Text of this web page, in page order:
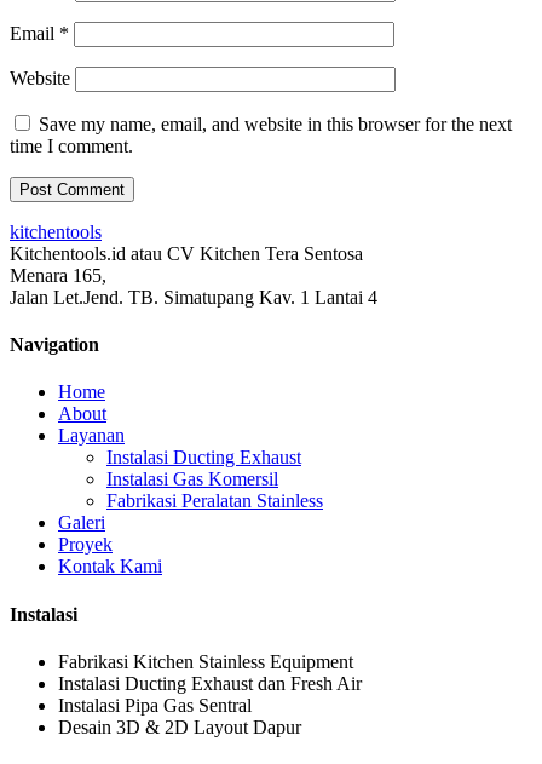
Email *
Website
Save my name, email, and website in this browser for the next
time I comment.
kitchentools
Kitchentools.id atau CV Kitchen Tera Sentosa
Menara 165,
Jalan Let.Jend. TB. Simatupang Kav. 1 Lantai 4
Navigation
Home
About
Layanan
Instalasi Ducting Exhaust
Instalasi Gas Komersil
Fabrikasi Peralatan Stainless
Galeri
Proyek
Kontak Kami
Instalasi
Fabrikasi Kitchen Stainless Equipment
Instalasi Ducting Exhaust dan Fresh Air
Instalasi Pipa Gas Sentral
Desain 3D & 2D Layout Dapur